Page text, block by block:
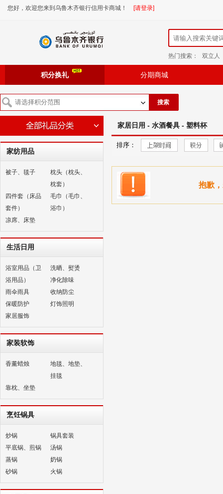
您好，欢迎您来到乌鲁木齐银行信用卡商城！ [请登录]
热门搜索： 双立人
积分换礼 分期商城
搜索
家纺用品
被子、毯子
枕头（枕头、
枕套）
四件套（床品
套件）
毛巾（毛巾、
浴巾）
凉席、床垫
生活日用
浴室用品（卫
浴用品）
洗晒、熨烫
净化除味
雨伞雨具
收纳防尘
保暖防护
灯饰照明
家居服饰
家装软饰
香薰蜡烛
地毯、地垫、
挂毯
靠枕、坐垫
烹饪锅具
炒锅
锅具套装
平底锅、煎锅
汤锅
蒸锅
奶锅
砂锅
火锅
家居日用 - 水酒餐具 - 塑料杯
排序：
抱歉